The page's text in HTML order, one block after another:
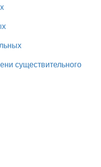
существительного